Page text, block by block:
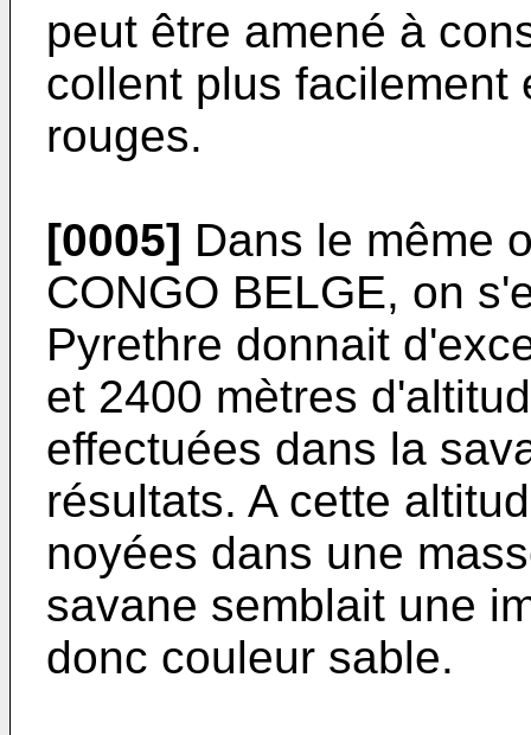
peut être amené à
collent plus facilement
rouges.
[0005] Dans le même
CONGO BELGE, on
Pyrethre donnait
et 2400 mètres
effectuées dans la
résultats. A cette
noyées dans une
savane semblait une
donc couleur sable.